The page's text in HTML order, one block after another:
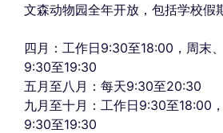
文森动物园全年开放，包括学校假
四月：工作日9:30至18:00，周末
9:30至19:30
五月至八月：每天9:30至20:30
九月至十月：工作日9:30至18:00
9:30至19:30